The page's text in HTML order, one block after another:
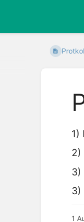
1)
2)
3)
3)
1